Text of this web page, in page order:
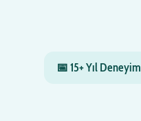
📅 15+ Yıl Deneyim